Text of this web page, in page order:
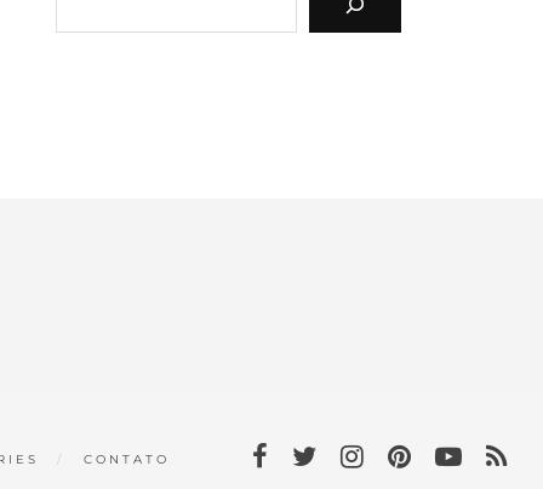
CONTATO